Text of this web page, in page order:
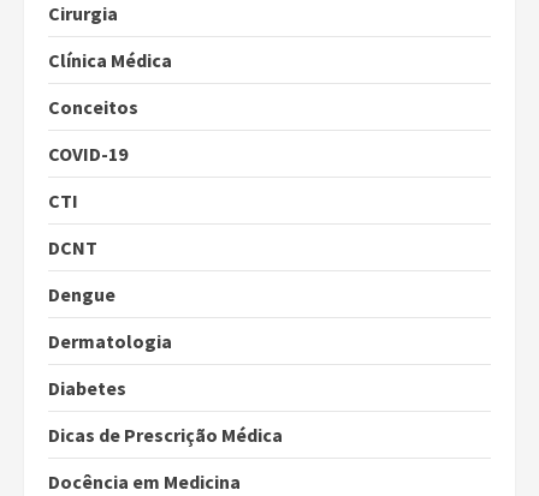
Cirurgia
Clínica Médica
Conceitos
COVID-19
CTI
DCNT
Dengue
Dermatologia
Diabetes
Dicas de Prescrição Médica
Docência em Medicina